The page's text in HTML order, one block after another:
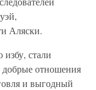
Аляски.
стали
добрые отношения
и выгодный